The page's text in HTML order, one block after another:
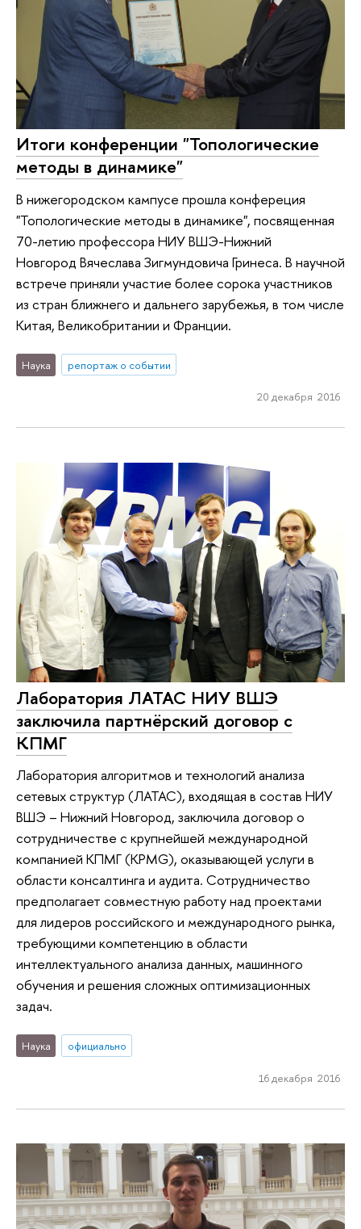
Итоги конференции "Топологические
методы в динамике"
В нижегородском кампусе прошла конфереция
"Топологические методы в динамике", посвященная
70-летию профессора НИУ ВШЭ-Нижний
Новгород Вячеслава Зигмундовича Гринеса. В научной
встрече приняли участие более сорока участников
из стран ближнего и дальнего зарубежья, в том числе
Китая, Великобритании и Франции.
Наука репортаж о событии
20 декабря 2016
Лаборатория ЛАТАС НИУ ВШЭ
заключила партнёрский договор с
КПМГ
Лаборатория алгоритмов и технологий анализа
сетевых структур (ЛАТАС), входящая в состав НИУ
ВШЭ – Нижний Новгород, заключила договор о
сотрудничестве с крупнейшей международной
компанией КПМГ (KPMG), оказывающей услуги в
области консалтинга и аудита. Сотрудничество
предполагает совместную работу над проектами
для лидеров российского и международного рынка,
требующими компетенцию в области
интеллектуального анализа данных, машинного
обучения и решения сложных оптимизационных
задач.
Наука официально
16 декабря 2016